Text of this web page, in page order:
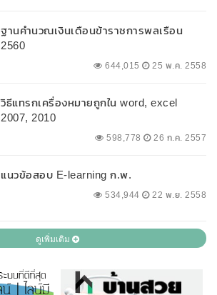
ฐานคำนวณเงินเดือนข้าราชการพลเรือน
2560
644,015 25 พ.ค. 2558
วิธีแทรกเครื่องหมายถูกใน word, excel
2007, 2010
598,778 26 ก.ค. 2557
แนวข้อสอบ E-learning ก.พ.
534,944 22 พ.ย. 2558
ดูเพิ่มเติม